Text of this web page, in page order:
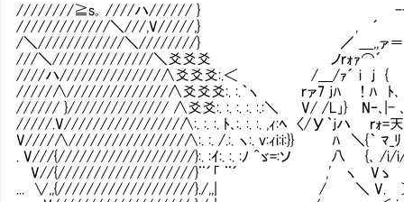
////////≧s｡ ////ハ////// } --
/////////////＼///,V/////,} ,
/＼////////////＼////////} ／ ＿,,ァ＝―＝=
///＼//////////////＼爻爻爻 ノｒｫｧ⌒´ ､ ､
////ハ//////////////∧爻爻爻:.＜ /＿/ｧ´ i ｊ { }
/////∧//////////////∧爻爻爻:. :.｀ヽ ｒァ7 ｊﾊ ! ﾊ ﾄ
////// }////////////// ∧爻爻:. :. :. :. :.:＼ V/ /L｣} Nｰ､|- ､ 斗
/////.V////////////////∧:. :. :. ﾄ､:. :. :. ,ｨ:ﾍ 〈/У｀ｊハ ｒｫ=天､
V////∧////////////////∧:. :. /.:. ヽ:. v:ｨi:i:}} ﾊ ＼{｀ ﾏ_
. V///{///////////////////}:. :ｲ:. :. :ﾉ ^ゞ=:ソ 八 {､ /i/
V//{///////////////////}¨´「 ¨´ ,' ヽ Vゝ
... ∨,,{///////////////////}./,,| / ＼ V.